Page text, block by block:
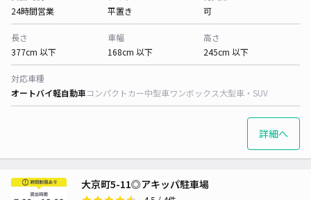
24時間営業
平置き
可
長さ
377cm 以下
車幅
168cm 以下
高さ
245cm 以下
対応車種
オートバイ軽自動車コンパクトカー中型車ワンボックス大型車・SUV
詳細へ
大京町5-11◎アキッパ駐車場